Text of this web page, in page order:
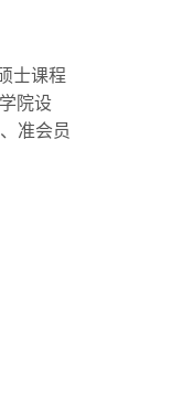
士课程
院设
准会员